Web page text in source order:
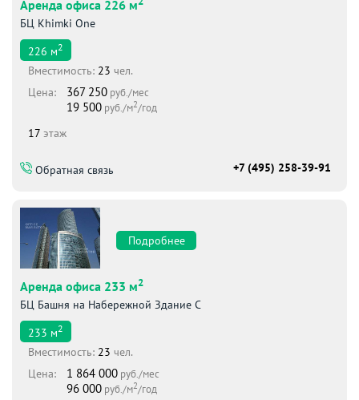
Аренда офиса 226 м
БЦ Khimki One
226 м2
Вместимоcть: 23 чел.
Цена:
367 250 руб./мес
19 500 руб./м2/год
17 этаж
Обратная связь +7 (495) 258-39-91
Подробнее
Аренда офиса 233 м2
БЦ Башня на Набережной Здание С
233 м2
Вместимоcть: 23 чел.
Цена:
1 864 000 руб./мес
96 000 руб./м2/год